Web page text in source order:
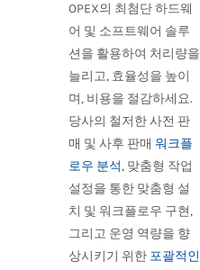
OPEX의 최첨단 하드웨
어 및 소프트웨어 솔루
션을 활용하여 처리량을
늘리고, 효율성을 높이
며, 비용을 절감하세요.
당사의 철저한 사전 판
매 및 사후 판매 워크플
로우 분석, 맞춤형 작업
설정을 통한 맞춤형 설
치 및 워크플로우 구현,
그리고 운영 역량을 향
상시키기 위한 포괄적인